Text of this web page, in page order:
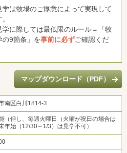
学は牧場のご厚意によって実現して
学に際しては最低限のルール＝「牧
の9箇条」を事前に必ずご確認くだ
マップダウンロード（PDF）
南区白川1814-3
（但し、毎週火曜日（火曜が祝日の場合は
年始（12/30～1/3）は見学不可）